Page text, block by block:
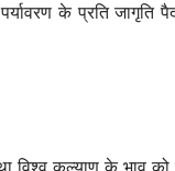
के प्रति जागृति